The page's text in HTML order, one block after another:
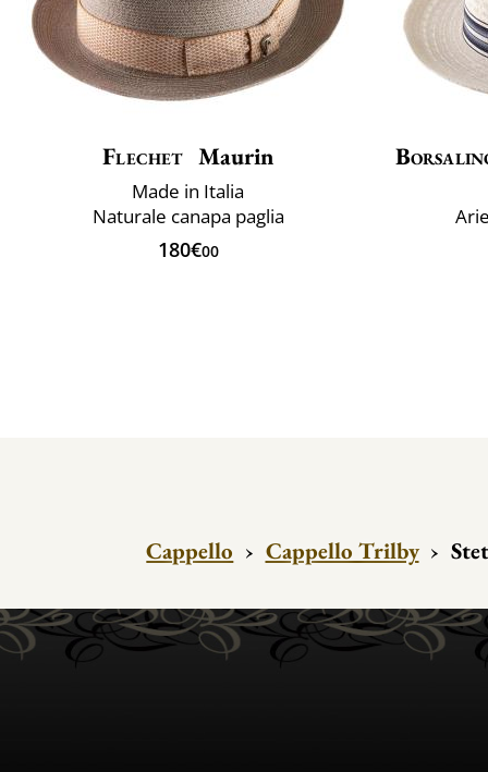
Flechet Maurin
Made in Italia
Naturale canapa paglia
180€00
Cappello › Cappello Trilby ›